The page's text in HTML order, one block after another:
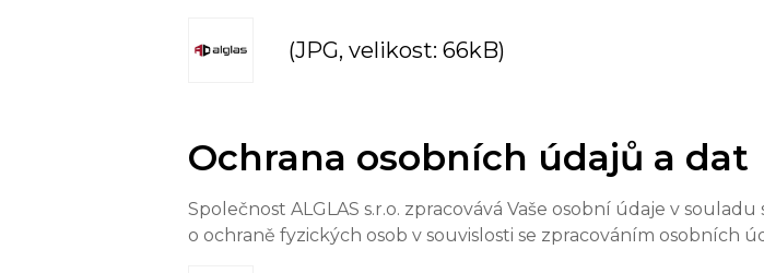
(JPG, velikost: 66kB)
Ochrana osobních údajů a dat
Společnost ALGLAS s.r.o. zpracovává Vaše osobní údaje v
o ochraně fyzických osob v souvislosti se zpracováním osobních